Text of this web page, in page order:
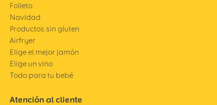
Folleto
Navidad
Productos sin gluten
Airfryer
Elige el mejor jamón
Elige un vino
Todo para tu bebé
Atención al cliente